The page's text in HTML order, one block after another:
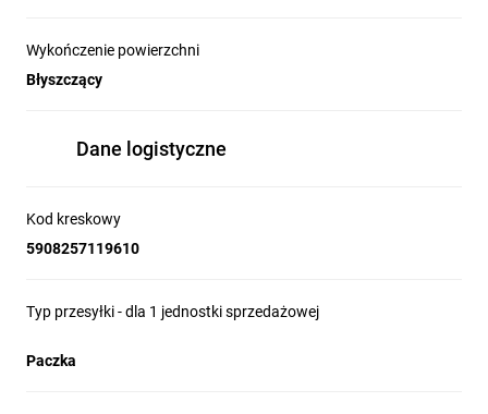
Wykończenie powierzchni
Błyszczący
Dane logistyczne
Kod kreskowy
5908257119610
Typ przesyłki - dla 1 jednostki sprzedażowej
Paczka